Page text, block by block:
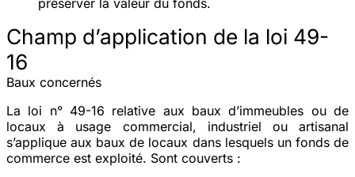
Champ d’application de la loi 49-
16
Baux concernés
La loi n° 49-16 relative aux baux d’immeubles ou de
locaux à usage commercial, industriel ou artisanal
s’applique aux baux de locaux dans lesquels un fonds de
commerce est exploité. Sont couverts :